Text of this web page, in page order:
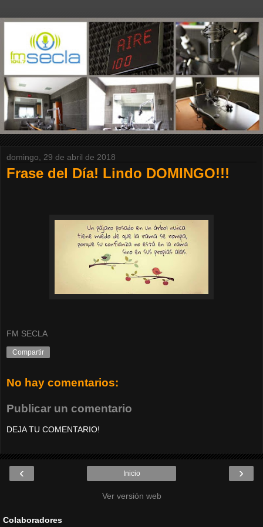
domingo, 29 de abril de 2018
Frase del Día! Lindo DOMINGO!!!
FM SECLA
Compartir
No hay comentarios:
Publicar un comentario
DEJA TU COMENTARIO!
‹ ›
Inicio
Ver versión web
Colaboradores